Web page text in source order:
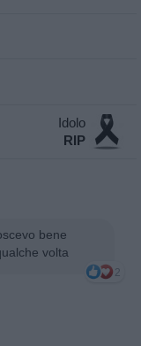
Idolo
RIP
bene
volta
2